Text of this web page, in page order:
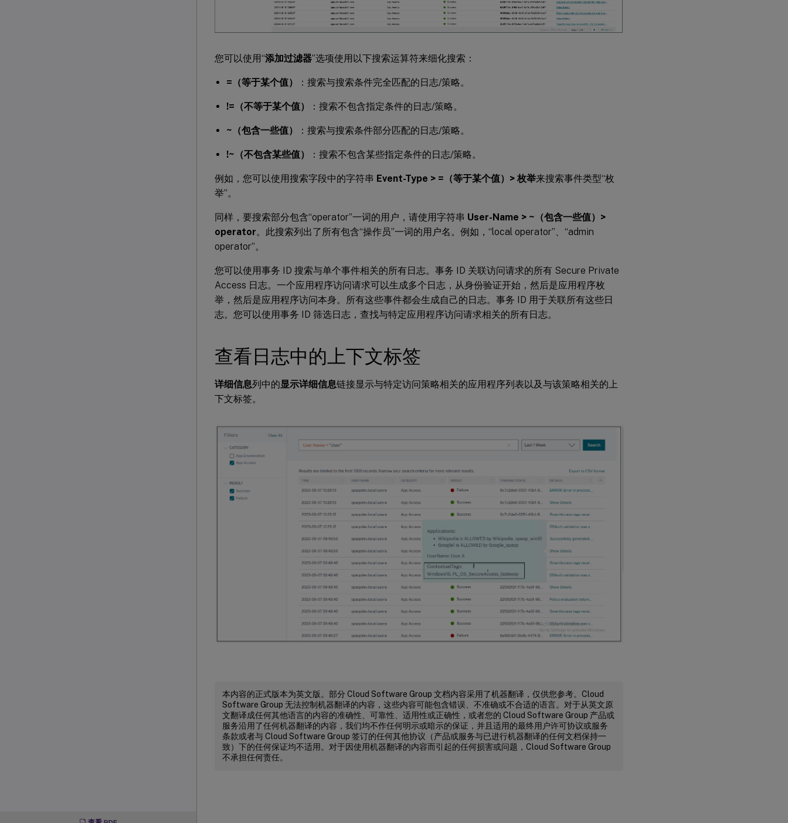
您可以使用“添加过滤器”选项使用以下搜索运算符来细化搜索：
=（等于某个值） ：搜索与搜索条件完全匹配的日志/策略。
!=（不等于某个值） ：搜索不包含指定条件的日志/策略。
~（包含一些值） ：搜索与搜索条件部分匹配的日志/策略。
!~（不包含某些值） ：搜索不包含某些指定条件的日志/策略。
例如，您可以使用搜索字段中的字符串 Event-Type > =（等于某个值）> 枚举来搜索事件类型“枚
举”。
同样，要搜索部分包含“operator”一词的用户，请使用字符串 User-Name > ~（包含一些值）>
operator。此搜索列出了所有包含“操作员”一词的用户名。例如，“local operator”、“admin
operator”。
您可以使用事务 ID 搜索与单个事件相关的所有日志。事务 ID 关联访问请求的所有 Secure Private
Access 日志。一个应用程序访问请求可以生成多个日志，从身份验证开始，然后是应用程序枚
举，然后是应用程序访问本身。所有这些事件都会生成自己的日志。事务 ID 用于关联所有这些日
志。您可以使用事务 ID 筛选日志，查找与特定应用程序访问请求相关的所有日志。
查看日志中的上下文标签
详细信息列中的显示详细信息链接显示与特定访问策略相关的应用程序列表以及与该策略相关的上
下文标签。
本内容的正式版本为英文版。部分 Cloud Software Group 文档内容采用了机器翻译，仅供您参考。Cloud
Software Group 无法控制机器翻译的内容，这些内容可能包含错误、不准确或不合适的语言。对于从英文原
文翻译成任何其他语言的内容的准确性、可靠性、适用性或正确性，或者您的 Cloud Software Group 产品或
服务沿用了任何机器翻译的内容，我们均不作任何明示或暗示的保证，并且适用的最终用户许可协议或服务
条款或者与 Cloud Software Group 签订的任何其他协议（产品或服务与已进行机器翻译的任何文档保持一
致）下的任何保证均不适用。对于因使用机器翻译的内容而引起的任何损害或问题，Cloud Software Group
不承担任何责任。